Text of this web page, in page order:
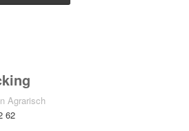
Agrarisch
62